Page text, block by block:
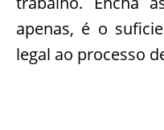
apenas, é o
legal ao processo